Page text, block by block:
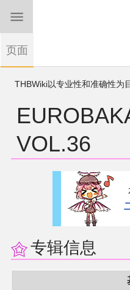
THBWiki以专业性和准确性为
如果您
有任何意见、建议、
VOL.36
专辑信息
页面
首页
东方Project
东方同人规约
近期新闻
沙盒（建议使用）
加入我们